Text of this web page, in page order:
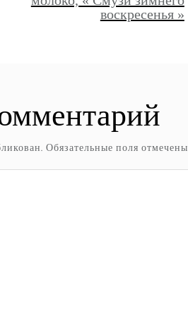
воскресенья »
Обязательные поля отмечены